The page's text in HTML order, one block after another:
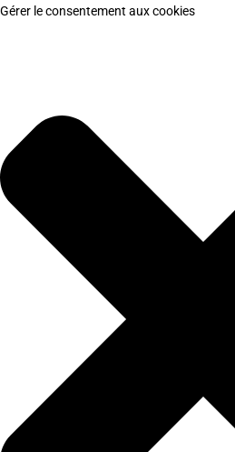
Gérer le consentement aux cookies